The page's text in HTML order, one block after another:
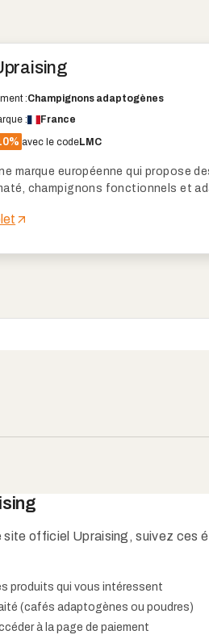
:Champignons adaptogènes
:
France
avec le codeLMC
marque européenne qui propose
champignons fonctionnels et
ensemble si cette marque
site officiel Upraising, suivez ces
produits qui vous intéressent​
(cafés adaptogènes ou poudres)​
à la page de paiement​